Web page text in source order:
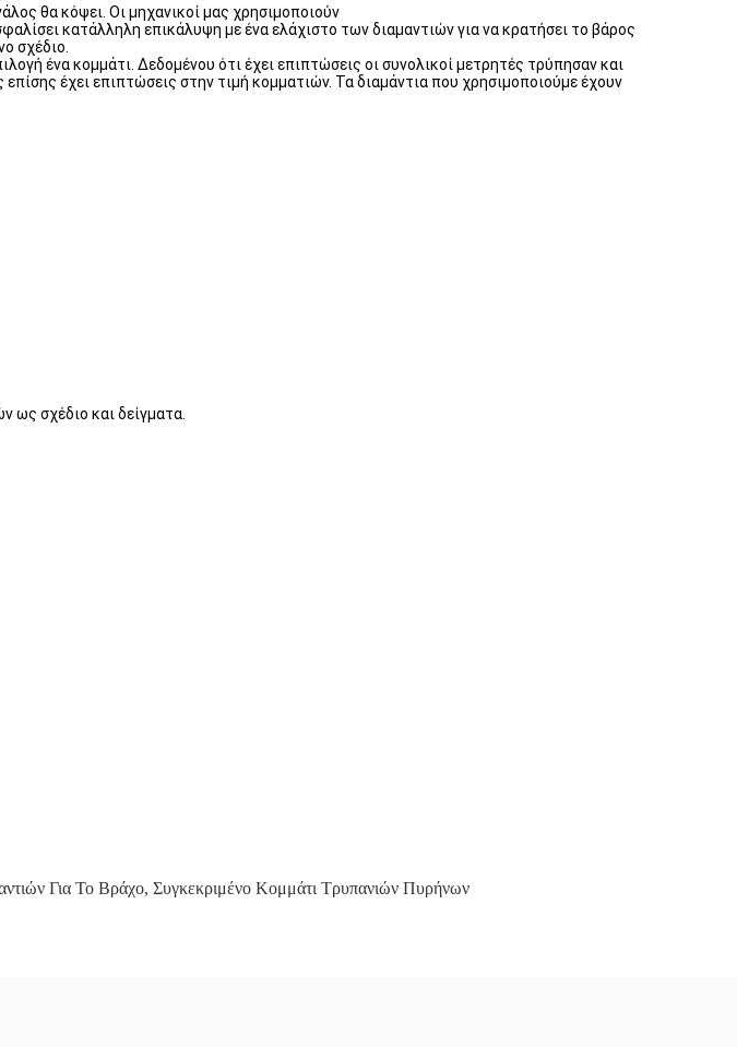
θα κόψει. Οι μηχανικοί μας χρησιμοποιούν
κατάλληλη επικάλυψη με ένα ελάχιστο των διαμαντιών για να κρατήσει το βάρος
σχέδιο.
ένα κομμάτι. Δεδομένου ότι έχει επιπτώσεις οι συνολικοί μετρητές τρύπησαν και
έχει επιπτώσεις στην τιμή κομματιών. Τα διαμάντια που χρησιμοποιούμε έχουν
ως σχέδιο και δείγματα.
Για Το Βράχο, Συγκεκριμένο Κομμάτι Τρυπανιών Πυρήνων